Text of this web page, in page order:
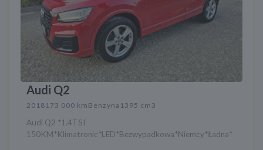
Audi Q2
2018 173 000 km Benzyna 1395 cm3
Audi Q2 *1.4TSI
150KM*Klimatronic*LED*Bezwypadkowa*Niemcy*Ładna*